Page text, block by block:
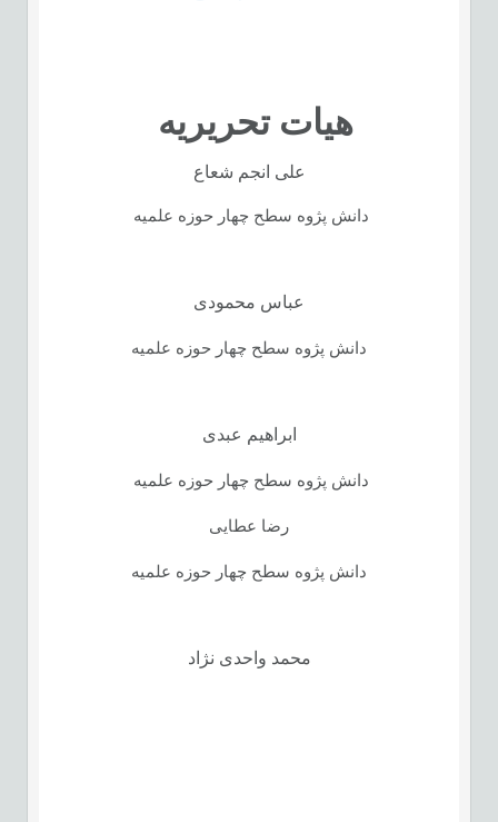
هیات تحریریه
علی انجم شعاع
دانش پژوه سطح چهار حوزه علمیه
عباس محمودی
دانش پژوه سطح چهار حوزه علمیه
ابراهیم عبدی
دانش پژوه سطح چهار حوزه علمیه
رضا عطایی
دانش پژوه سطح چهار حوزه علمیه
محمد واحدی نژاد